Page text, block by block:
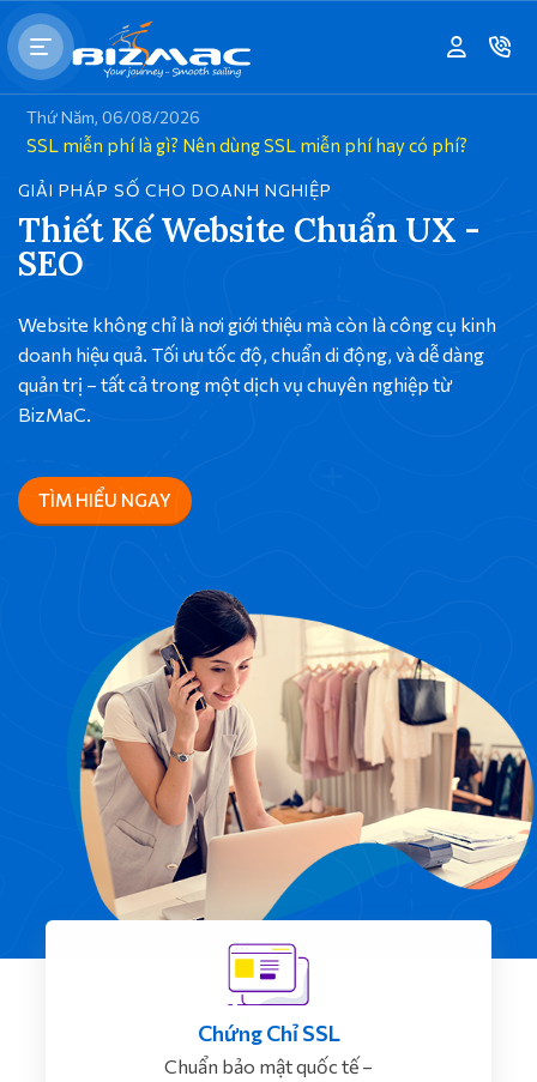
Thứ Năm, 06/08/2026
SSL miễn phí là gì? Nên dùng SSL miễn phí hay có phí?
GIẢI PHÁP SỐ CHO DOANH NGHIỆP
Thiết Kế Website Chuẩn UX -
SEO
Website không chỉ là nơi giới thiệu mà còn là công cụ kinh
doanh hiệu quả. Tối ưu tốc độ, chuẩn di động, và dễ dàng
quản trị – tất cả trong một dịch vụ chuyên nghiệp từ
BizMaC.
TÌM HIỂU NGAY
Chứng Chỉ SSL
Chuẩn bảo mật quốc tế –